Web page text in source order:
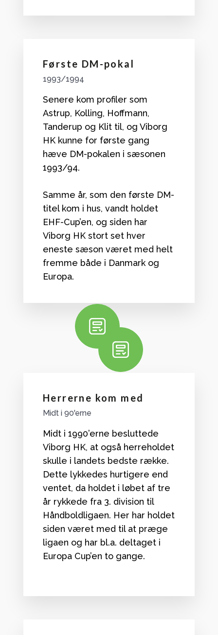
Første DM-pokal
1993/1994
Senere kom profiler som
Astrup, Kolling, Hoffmann,
Tanderup og Klit til, og Viborg
HK kunne for første gang
hæve DM-pokalen i sæsonen
1993/94.
Samme år, som den første DM-
titel kom i hus, vandt holdet
EHF-Cup’en, og siden har
Viborg HK stort set hver
eneste sæson været med helt
fremme både i Danmark og
Europa.
Herrerne kom med
Midt i 90'erne
Midt i 1990’erne besluttede
Viborg HK, at også herreholdet
skulle i landets bedste række.
Dette lykkedes hurtigere end
ventet, da holdet i løbet af tre
år rykkede fra 3. division til
Håndboldligaen. Her har holdet
siden været med til at præge
ligaen og har bl.a. deltaget i
Europa Cup’en to gange.